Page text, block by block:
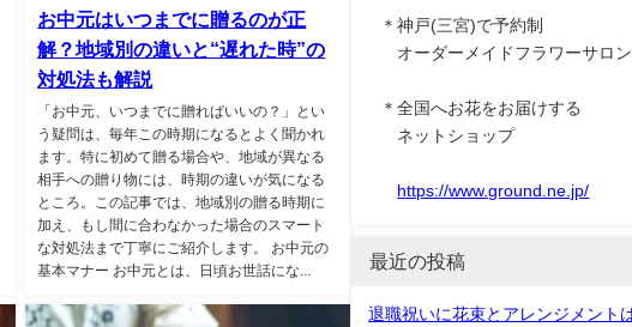
お中元はいつまでに贈るのが正
解？地域別の違いと“遅れた時”の
対処法も解説
「お中元、いつまでに贈ればいいの？」とい
う疑問は、毎年この時期になるとよく聞かれ
ます。特に初めて贈る場合や、地域が異なる
相手への贈り物には、時期の違いが気になる
ところ。この記事では、地域別の贈る時期に
加え、もし間に合わなかった場合のスマート
な対処法まで丁寧にご紹介します。 お中元の
基本マナー お中元とは、日頃お世話にな...
＊神戸(三宮)で予約制
オーダーメイドフラワーサロン
＊全国へお花をお届けする
ネットショップ
https://www.ground.ne.jp/
最近の投稿
退職祝いに花束とアレンジメント